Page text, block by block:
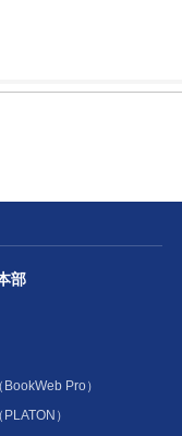
部
Pro）
）